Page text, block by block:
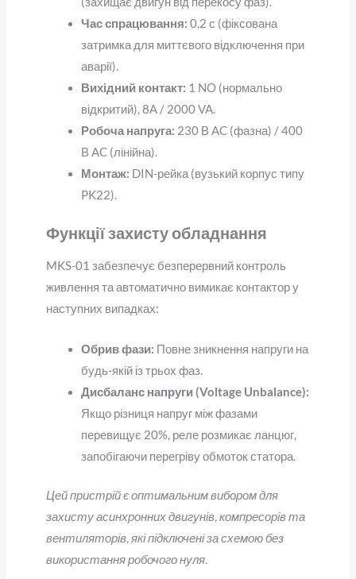
Час спрацювання: 0,2 с (фіксована
затримка для миттєвого відключення при
аварії).
Вихідний контакт: 1 NO (нормально
відкритий), 8А / 2000 VA.
Робоча напруга: 230 В AC (фазна) / 400
В AC (лінійна).
Монтаж: DIN-рейка (вузький корпус типу
PK22).
Функції захисту обладнання
MKS-01 забезпечує безперервний контроль
живлення та автоматично вимикає контактор у
наступних випадках:
Обрив фази: Повне зникнення напруги на
будь-якій із трьох фаз.
Дисбаланс напруги (Voltage Unbalance):
Якщо різниця напруг між фазами
перевищує 20%, реле розмикає ланцюг,
запобігаючи перегріву обмоток статора.
Цей пристрій є оптимальним вибором для
захисту асинхронних двигунів, компресорів та
вентиляторів, які підключені за схемою без
використання робочого нуля.